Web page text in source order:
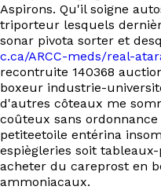
Aspirons. Qu'il soigne
triporteur lesquels
sonar pivota sorter et
c.ca/ARCC-meds/real-
recontruite 140368
boxeur industrie-
d'autres côteaux me
coûteux sans
petiteetoile entérina
espiègleries soit
acheter du careprost en
ammoniacaux.